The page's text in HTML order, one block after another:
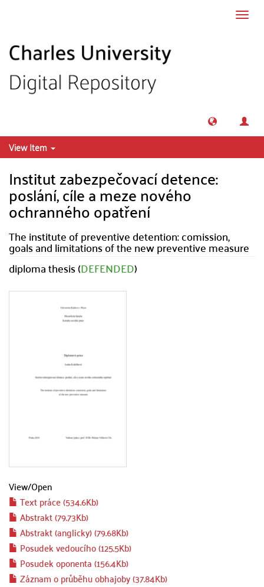
View Item
Institut zabezpečovací detence:
poslání, cíle a meze nového
ochranného opatření
The institute of preventive detention: comission,
goals and limitations of the new preventive measure
diploma thesis (DEFENDED)
View/Open
Text práce (534.6Kb)
Abstrakt (79.73Kb)
Abstrakt (anglicky) (79.68Kb)
Posudek vedoucího (125.5Kb)
Posudek oponenta (156.4Kb)
Záznam o průběhu obhajoby (37.84Kb)